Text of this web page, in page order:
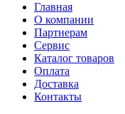
Главная
О компании
Партнерам
Сервис
Каталог товаров
Оплата
Доставка
Контакты